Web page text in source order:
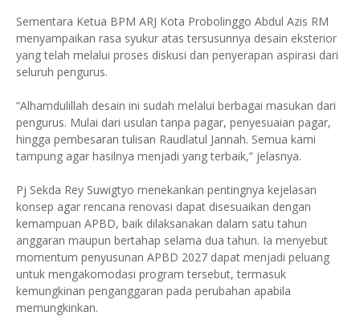
Sementara Ketua BPM ARJ Kota Probolinggo Abdul Azis RM
menyampaikan rasa syukur atas tersusunnya desain eksterior
yang telah melalui proses diskusi dan penyerapan aspirasi dari
seluruh pengurus.
“Alhamdulillah desain ini sudah melalui berbagai masukan dari
pengurus. Mulai dari usulan tanpa pagar, penyesuaian pagar,
hingga pembesaran tulisan Raudlatul Jannah. Semua kami
tampung agar hasilnya menjadi yang terbaik,” jelasnya.
Pj Sekda Rey Suwigtyo menekankan pentingnya kejelasan
konsep agar rencana renovasi dapat disesuaikan dengan
kemampuan APBD, baik dilaksanakan dalam satu tahun
anggaran maupun bertahap selama dua tahun. Ia menyebut
momentum penyusunan APBD 2027 dapat menjadi peluang
untuk mengakomodasi program tersebut, termasuk
kemungkinan penganggaran pada perubahan apabila
memungkinkan.